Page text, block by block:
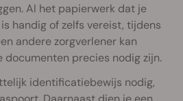
Al het papierwerk dat je
handig of zelfs vereist, tijdens
andere zorgverlener kan
precies nodig zijn.
identificatiebewijs nodig,